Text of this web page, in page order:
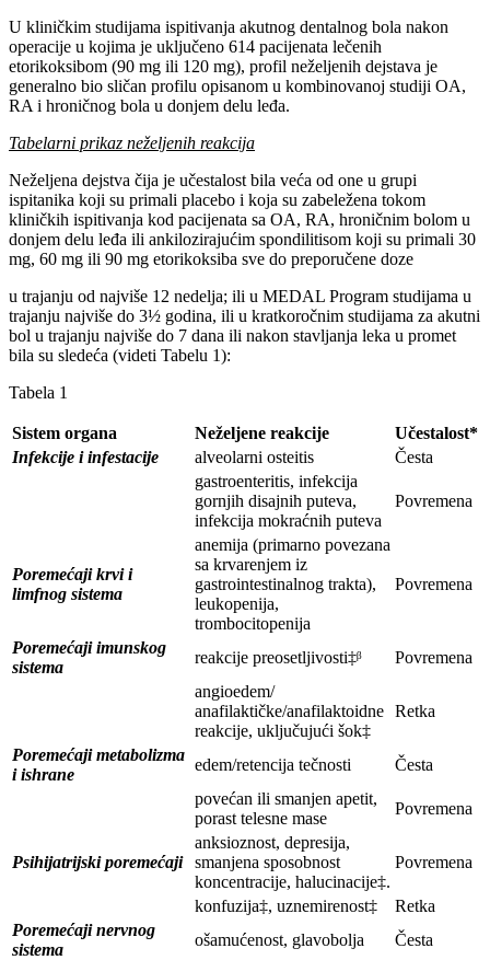
U kliničkim studijama ispitivanja akutnog dentalnog bola nakon
operacije u kojima je uključeno 614 pacijenata lečenih
etorikoksibom (90 mg ili 120 mg), profil neželjenih dejstava je
generalno bio sličan profilu opisanom u kombinovanoj studiji OA,
RA i hroničnog bola u donjem delu leđa.
Tabelarni prikaz neželjenih reakcija
Neželjena dejstva čija je učestalost bila veća od one u grupi
ispitanika koji su primali placebo i koja su zabeležena tokom
kliničkih ispitivanja kod pacijenata sa OA, RA, hroničnim bolom u
donjem delu leđa ili ankilozirajućim spondilitisom koji su primali 30
mg, 60 mg ili 90 mg etorikoksiba sve do preporučene doze
u trajanju od najviše 12 nedelja; ili u MEDAL Program studijama u
trajanju najviše do 3½ godina, ili u kratkoročnim studijama za akutni
bol u trajanju najviše do 7 dana ili nakon stavljanja leka u promet
bila su sledeća (videti Tabelu 1):
Tabela 1
Sistem organa Neželjene reakcije
Učestalost*
Infekcije i infestacije
alveolarni osteitis
Česta
gastroenteritis, infekcija
gornjih disajnih puteva,
infekcija mokraćnih puteva
Povremena
Poremećaji krvi i
limfnog sistema
anemija (primarno povezana
sa krvarenjem iz
gastrointestinalnog trakta),
leukopenija,
trombocitopenija
Povremena
Poremećaji imunskog
sistema
reakcije preosetljivosti‡ᵝ
Povremena
angioedem/
anafilaktičke/anafilaktoidne
reakcije, uključujući šok‡
Retka
Poremećaji metabolizma
i ishrane
edem/retencija tečnosti
Česta
povećan ili smanjen apetit,
porast telesne mase
Povremena
Psihijatrijski poremećaji
anksioznost, depresija,
smanjena sposobnost
koncentracije, halucinacije‡.
Povremena
konfuzija‡, uznemirenost‡
Retka
Poremećaji nervnog
sistema
ošamućenost, glavobolja
Česta